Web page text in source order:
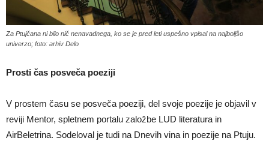
Za Ptujčana ni bilo nič nenavadnega, ko se je pred leti uspešno vpisal na najboljšo
univerzo; foto: arhiv Delo
Prosti čas posveča poeziji
V prostem času se posveča poeziji, del svoje poezije je objavil v
reviji Mentor, spletnem portalu založbe LUD literatura in
AirBeletrina. Sodeloval je tudi na Dnevih vina in poezije na Ptuju.